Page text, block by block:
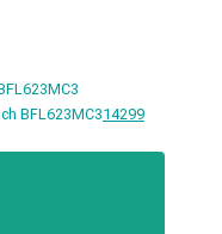
BFL623MC314299